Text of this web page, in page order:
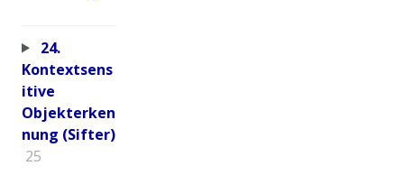
24.
Kontextsens
itive
Objekterken
nung (Sifter)
25